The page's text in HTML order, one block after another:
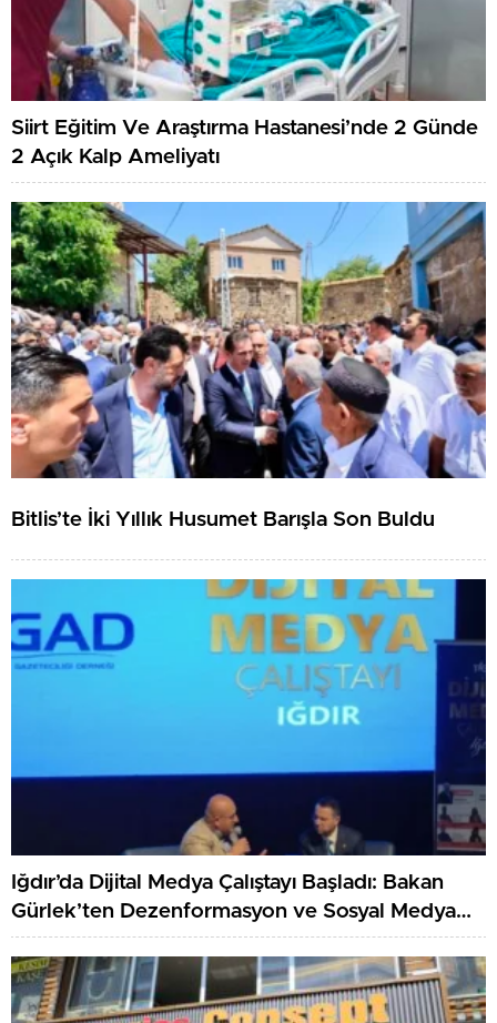
Siirt Eğitim Ve Araştırma Hastanesi’nde 2 Günde
2 Açık Kalp Ameliyatı
Bitlis’te İki Yıllık Husumet Barışla Son Buldu
Iğdır’da Dijital Medya Çalıştayı Başladı: Bakan
Gürlek’ten Dezenformasyon ve Sosyal Medya
Düzenlemesi Mesajı